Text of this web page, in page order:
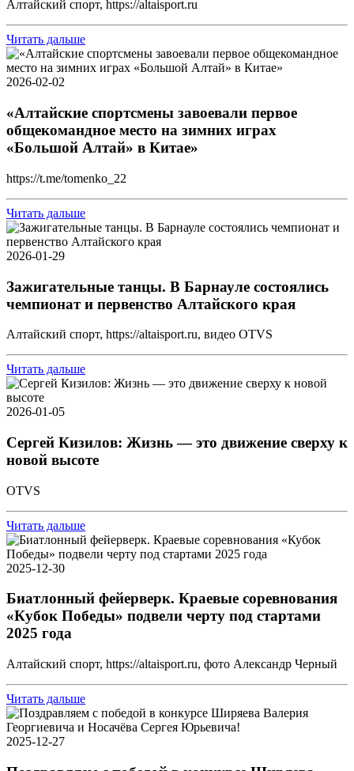
Алтайский спорт, https://altaisport.ru
Читать дальше
2026-02-02
«Алтайские спортсмены завоевали первое
общекомандное место на зимних играх
«Большой Алтай» в Китае»
https://t.me/tomenko_22
Читать дальше
2026-01-29
Зажигательные танцы. В Барнауле состоялись
чемпионат и первенство Алтайского края
Алтайский спорт, https://altaisport.ru, видео OTVS
Читать дальше
2026-01-05
Сергей Кизилов: Жизнь — это движение сверху к
новой высоте
OTVS
Читать дальше
2025-12-30
Биатлонный фейерверк. Краевые соревнования
«Кубок Победы» подвели черту под стартами
2025 года
Алтайский спорт, https://altaisport.ru, фото Александр Черный
Читать дальше
2025-12-27